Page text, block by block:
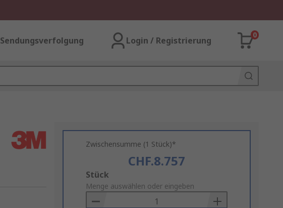
Sendungsverfolgung Login / Registrierung
0
Zwischensumme (1 Stück)*
CHF.8.757
Add
to
Basket
Stück
Menge auswählen oder eingeben